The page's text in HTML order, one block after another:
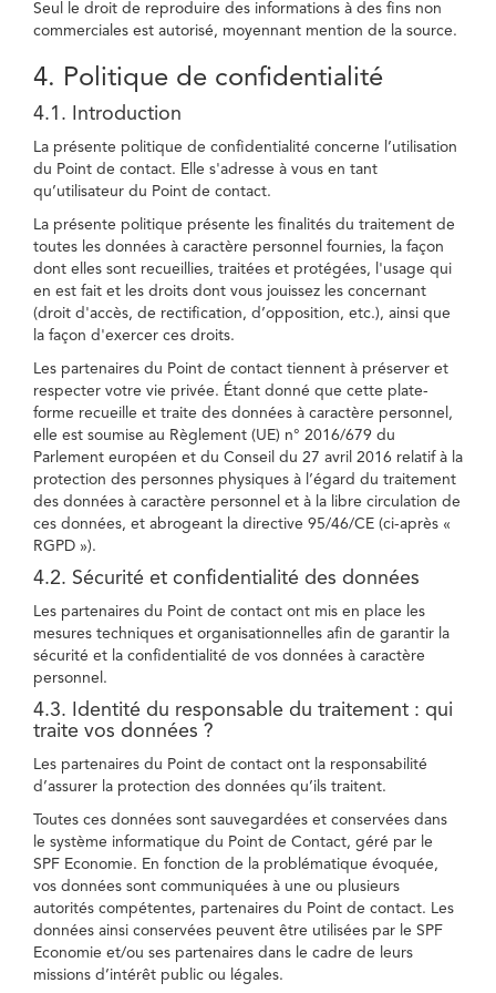
Seul le droit de reproduire des informations à des fins non
commerciales est autorisé, moyennant mention de la source.
4. Politique de confidentialité
4.1. Introduction
La présente politique de confidentialité concerne l’utilisation
du Point de contact. Elle s'adresse à vous en tant
qu’utilisateur du Point de contact.
La présente politique présente les finalités du traitement de
toutes les données à caractère personnel fournies, la façon
dont elles sont recueillies, traitées et protégées, l'usage qui
en est fait et les droits dont vous jouissez les concernant
(droit d'accès, de rectification, d’opposition, etc.), ainsi que
la façon d'exercer ces droits.
Les partenaires du Point de contact tiennent à préserver et
respecter votre vie privée. Étant donné que cette plate-
forme recueille et traite des données à caractère personnel,
elle est soumise au Règlement (UE) n° 2016/679 du
Parlement européen et du Conseil du 27 avril 2016 relatif à la
protection des personnes physiques à l’égard du traitement
des données à caractère personnel et à la libre circulation de
ces données, et abrogeant la directive 95/46/CE (ci-après «
RGPD »).
4.2. Sécurité et confidentialité des données
Les partenaires du Point de contact ont mis en place les
mesures techniques et organisationnelles afin de garantir la
sécurité et la confidentialité de vos données à caractère
personnel.
4.3. Identité du responsable du traitement : qui
traite vos données ?
Les partenaires du Point de contact ont la responsabilité
d’assurer la protection des données qu’ils traitent.
Toutes ces données sont sauvegardées et conservées dans
le système informatique du Point de Contact, géré par le
SPF Economie. En fonction de la problématique évoquée,
vos données sont communiquées à une ou plusieurs
autorités compétentes, partenaires du Point de contact. Les
données ainsi conservées peuvent être utilisées par le SPF
Economie et/ou ses partenaires dans le cadre de leurs
missions d’intérêt public ou légales.